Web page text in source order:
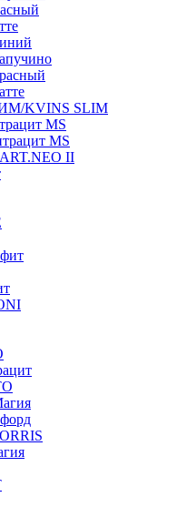
KVINS SLIM
MS
MS
II